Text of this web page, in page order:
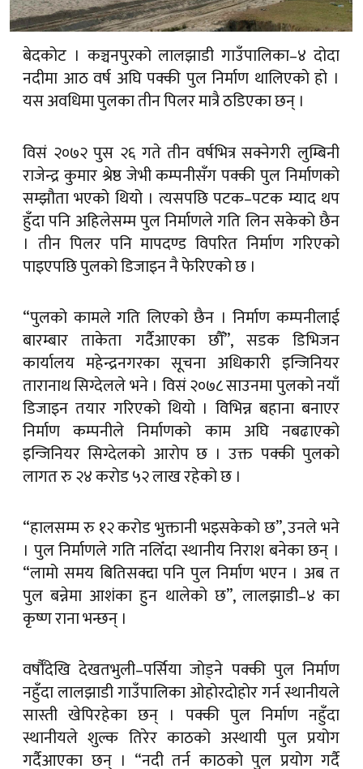
नदीमा आठ वर्ष अघि पक्की पुल निर्माण थालिएको हो ।
यस अवधिमा पुलका तीन पिलर मात्रै ठडिएका छन् ।
विसं २०७२ पुस २६ गते तीन वर्षभित्र सक्नेगरी लुम्बिनी
सम्झौता भएको थियो । त्यसपछि पटक–पटक म्याद थप
हुँदा पनि अहिलेसम्म पुल निर्माणले गति लिन सकेको छैन
। तीन पिलर पनि मापदण्ड विपरित निर्माण गरिएको
पाइएपछि पुलको डिजाइन नै फेरिएको छ ।
“पुलको कामले गति लिएको छैन । निर्माण कम्पनीलाई
कार्यालय महेन्द्रनगरका सूचना अधिकारी इन्जिनियर
तारानाथ सिग्देलले भने । विसं २०७८ साउनमा पुलको नयाँ
डिजाइन तयार गरिएको थियो । विभिन्न बहाना बनाएर
निर्माण कम्पनीले निर्माणको काम अघि नबढाएको
इन्जिनियर सिग्देलको आरोप छ । उक्त पक्की पुलको
लागत रु २४ करोड ५२ लाख रहेको छ ।
“हालसम्म रु १२ करोड भुक्तानी भइसकेको छ”, उनले भने
“लामो समय बितिसक्दा पनि पुल निर्माण भएन । अब त
पुल बन्नेमा आशंका हुन थालेको छ”, लालझाडी–४ का
कृष्ण राना भन्छन् ।
वर्षौँदेखि देखतभुली–पर्सिया जोड्ने पक्की पुल निर्माण
सास्ती खेपिरहेका छन् । पक्की पुल निर्माण नहुँदा
स्थानीयले शुल्क तिरेर काठको अस्थायी पुल प्रयोग
गर्दैआएका छन् । “नदी तर्न काठको पुल प्रयोग गर्दै
आएका छौँ”, लालझाडी–५ का धोके रानाले भने, “बर्खामा
नदी ओहोरदोहोर गर्न सकिँदैन ।”